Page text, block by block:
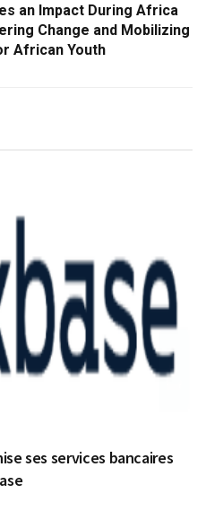
an Impact During Africa
Change and Mobilizing
African Youth
ses services bancaires